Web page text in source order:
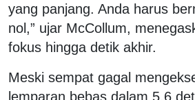
yang panjang. Anda harus
nol,” ujar McCollum,
fokus hingga detik akhir.
Meski sempat gagal
lemparan bebas dalam 5,6